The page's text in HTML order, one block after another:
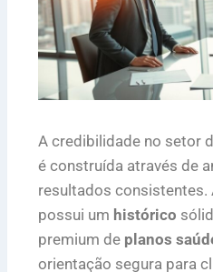
A credibilidade no setor
é construída através de
resultados consistentes.
possui um histórico
premium de planos
orientação segura para